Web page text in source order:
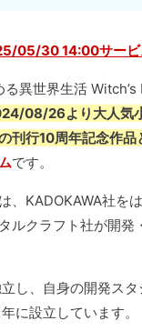
05/30 14:00サービ
る異世界生活
08/26より大人気
刊行10周年記念作
です。
、KADOKAWA社を
ルクラフト社が開発
し、自身の開発ス
に設立しています。